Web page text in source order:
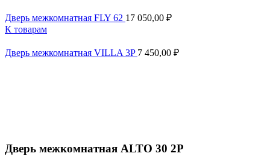
Дверь межкомнатная FLY 62 17 050,00 ₽
К товарам
Дверь межкомнатная VILLA 3P 7 450,00 ₽
Дверь межкомнатная ALTO 30 2P